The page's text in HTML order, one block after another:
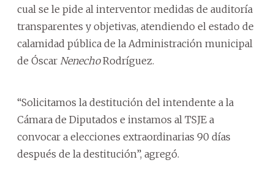
cual se le pide al interventor medidas de auditoría
transparentes y objetivas, atendiendo el estado de
calamidad pública de la Administración municipal
de Óscar NenechoRodríguez.
“Solicitamos la destitución del intendente a la
Cámara de Diputados e instamos al TSJE a
convocar a elecciones extraordinarias 90 días
después de la destitución”, agregó.